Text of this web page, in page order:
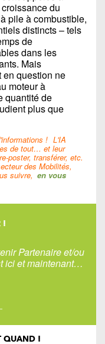
du
pile à combustible,
distincts – tels
de
dans les
Mais
en question ne
moteur à
quantité de
plus que
! L'IA
de tout… et leur
poster, transférer, etc.
des Mobilités,
suivre, en vous
!
Partenaire et/ou
ici et maintenant…
QUAND !